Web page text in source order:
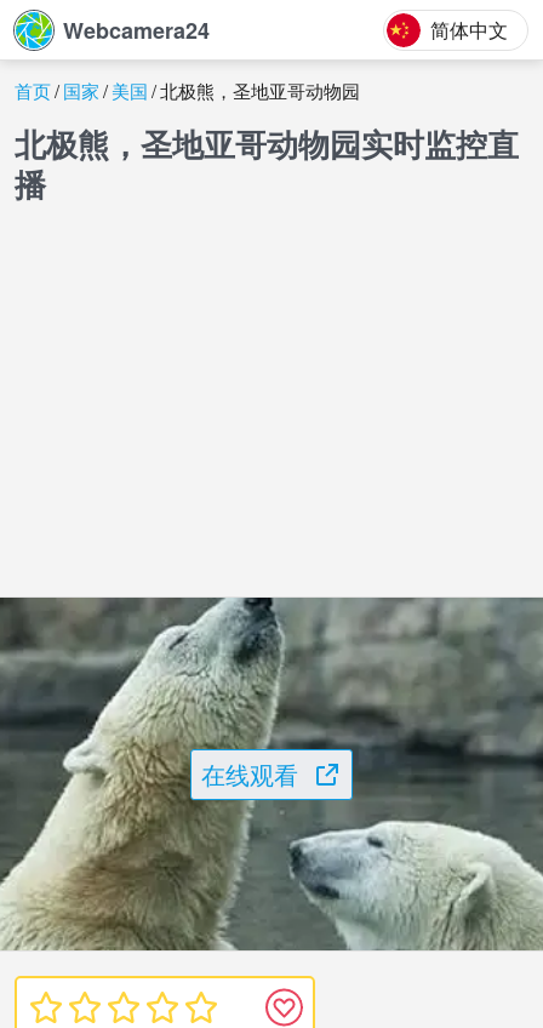
Webcamera24 简体中文
首页 国家 美国 北极熊，圣地亚哥动物园
北极熊，圣地亚哥动物园实时监控直
播
在线观看